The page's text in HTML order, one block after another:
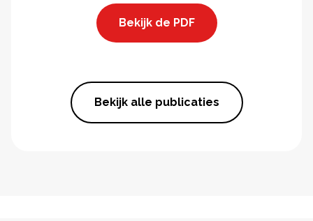
Bekijk de PDF
Bekijk alle publicaties